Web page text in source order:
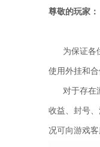
尊敬的玩家：
为保证各
使用外挂和
对于存在游
收益、封号
况可向游戏